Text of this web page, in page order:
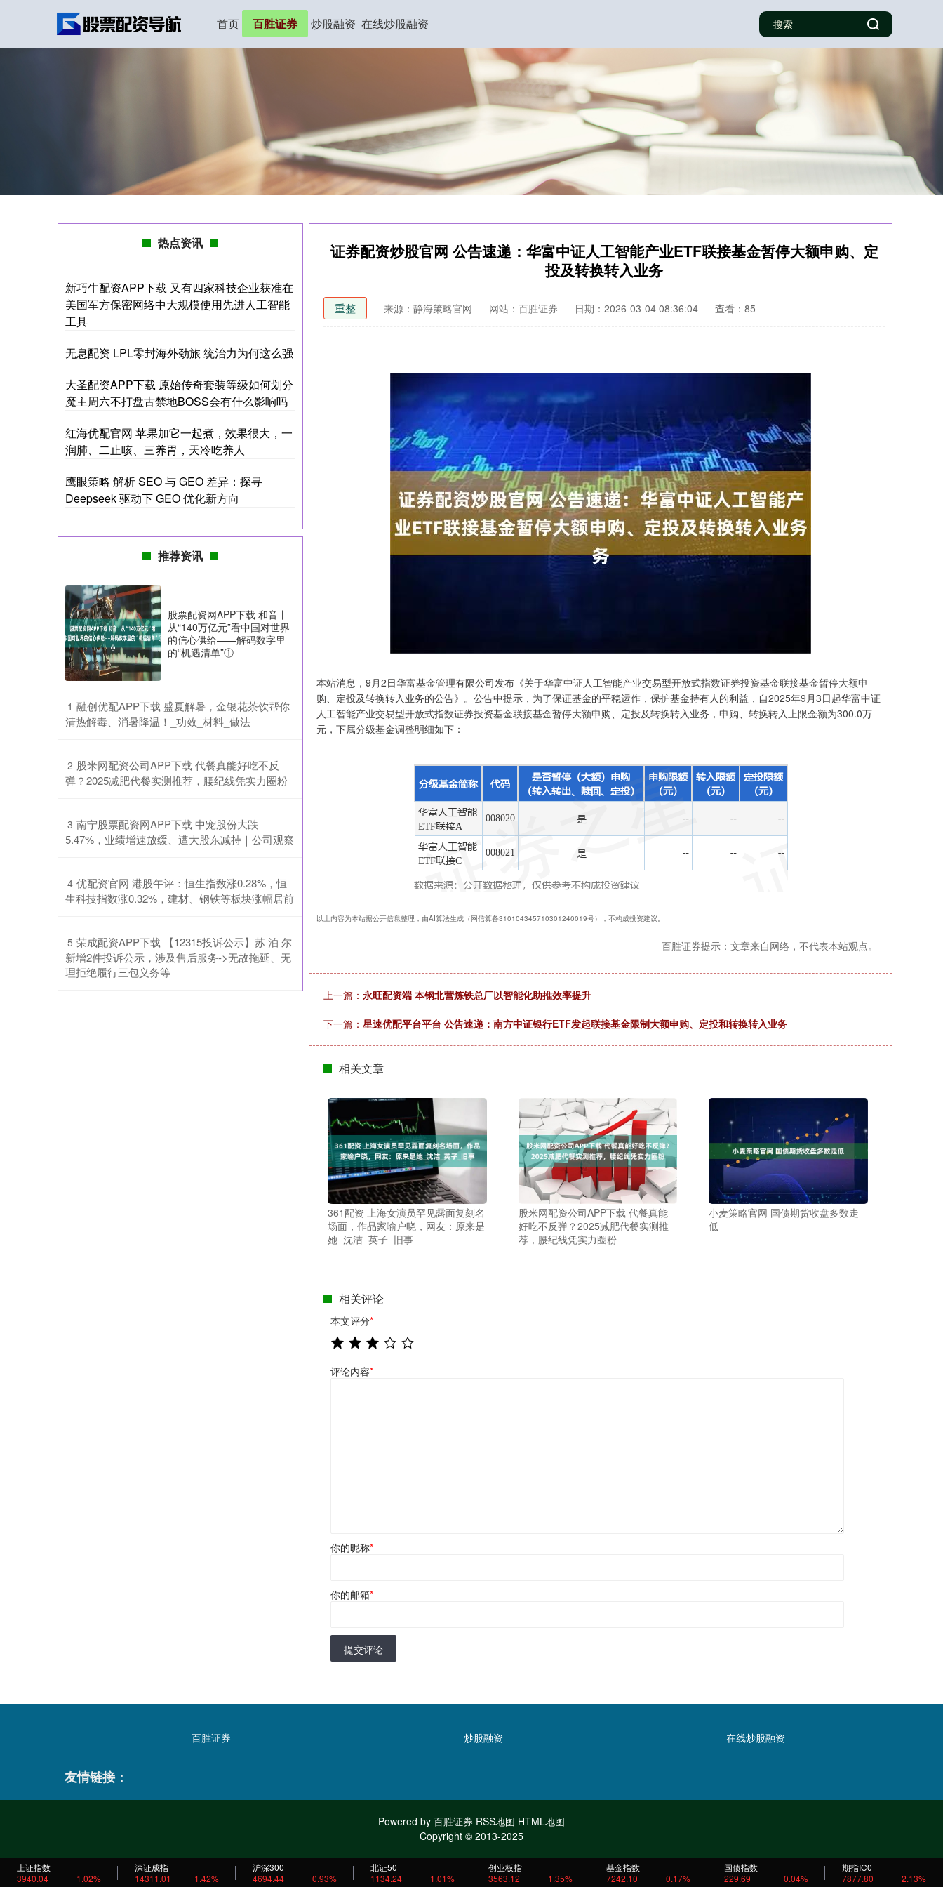
首页 百胜证券 炒股融资 在线炒股融资
证券配资炒股官网 公告速递：华富中证人工智能产业ETF联接基金暂停大额申购、定
投及转换转入业务
重整 来源：静海策略官网 网站：百胜证券 日期：2026-03-04 08:36:04 查看：85
本站消息，9月2日华富基金管理有限公司发布《关于华富中证人工智能产业交易型开放式指数证券投资基金联接基金暂停大额申
购、定投及转换转入业务的公告》。公告中提示，为了保证基金的平稳运作，保护基金持有人的利益，自2025年9月3日起华富中证
人工智能产业交易型开放式指数证券投资基金联接基金暂停大额申购、定投及转换转入业务，申购、转换转入上限金额为300.0万
元，下属分级基金调整明细如下：
以上内容为本站据公开信息整理，由AI算法生成（网信算备310104345710301240019号），不构成投资建议。
百胜证券提示：文章来自网络，不代表本站观点。
上一篇： 永旺配资端 本钢北营炼铁总厂以智能化助推效率提升
下一篇： 星速优配平台平台 公告速递：南方中证银行ETF发起联接基金限制大额申购、定投和转换转入业务
相关文章
361配资 上海女演员罕见露面复刻名
场面，作品家喻户晓，网友：原来是
她_沈洁_英子_旧事
股米网配资公司APP下载 代餐真能
好吃不反弹？2025减肥代餐实测推
荐，腰纪线凭实力圈粉
小麦策略官网 国债期货收盘多数走
低
相关评论
本文评分*
评论内容*
你的昵称*
你的邮箱*
提交评论
热点资讯
新巧牛配资APP下载 又有四家科技企业获准在
美国军方保密网络中大规模使用先进人工智能
工具
无息配资 LPL零封海外劲旅 统治力为何这么强
大圣配资APP下载 原始传奇套装等级如何划分
魔主周六不打盘古禁地BOSS会有什么影响吗
红海优配官网 苹果加它一起煮，效果很大，一
润肺、二止咳、三养胃，天冷吃养人
鹰眼策略 解析 SEO 与 GEO 差异：探寻
Deepseek 驱动下 GEO 优化新方向
推荐资讯
股票配资网APP下载 和音丨
从“140万亿元”看中国对世界
的信心供给——解码数字里
的“机遇清单”①
1 ​融创优配APP下载 盛夏解暑，金银花茶饮帮你
清热解毒、消暑降温！_功效_材料_做法
2 ​股米网配资公司APP下载 代餐真能好吃不反
弹？2025减肥代餐实测推荐，腰纪线凭实力圈粉
3 ​南宁股票配资网APP下载 中宠股份大跌
5.47%，业绩增速放缓、遭大股东减持｜公司观察
4 ​优配资官网 港股午评：恒生指数涨0.28%，恒
生科技指数涨0.32%，建材、钢铁等板块涨幅居前
5 ​荣成配资APP下载 【12315投诉公示】苏 泊 尔
新增2件投诉公示，涉及售后服务->无故拖延、无
理拒绝履行三包义务等
上证指数
3940.04
1.02%
深证成指
14311.01
1.42%
沪深300
4694.44
0.93%
北证50
1134.24
1.01%
创业板指
3563.12
1.35%
基金指数
7242.10
0.17%
国债指数
229.69
0.04%
期指IC0
7877.80
2.13%
百胜证券 炒股融资 在线炒股融资
友情链接：
Powered by 百胜证券 RSS地图 HTML地图
Copyright © 2013-2025